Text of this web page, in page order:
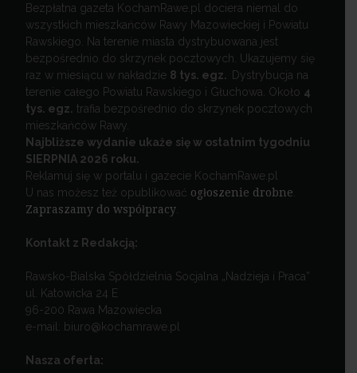
Bezpłatna gazeta KochamRawe.pl dociera niemal do
wszystkich mieszkańców Rawy Mazowieckiej i Powiatu
Rawskiego. Na terenie miasta dystrybuowana jest
bezpośrednio do skrzynek pocztowych. Ukazujemy się
raz w miesiącu w nakładzie 8 tys. egz. Dystrybucja na
terenie całego Powiatu Rawskiego i Głuchowa. Około 4
tys. egz. trafia bezpośrednio do skrzynek pocztowych
mieszkańców Rawy.
Najbliższe wydanie ukaże się w ostatnim tygodniu
SIERPNIA 2026 roku.
Reklamuj się w portalu i gazecie KochamRawe.pl
U nas możesz też opublikować ogłoszenie drobne.
Zapraszamy do współpracy.
Kontakt z Redakcją:
Rawsko-Bialska Spółdzielnia Socjalna „Nadzieja i Praca”
ul. Katowicka 24 E
96-200 Rawa Mazowiecka
e-mail: biuro@kochamrawe.pl
Nasza oferta: